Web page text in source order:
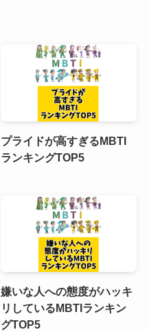
プライドが高すぎるMBTI
ランキングTOP5
嫌いな人への態度がハッキ
リしているMBTIランキン
グTOP5